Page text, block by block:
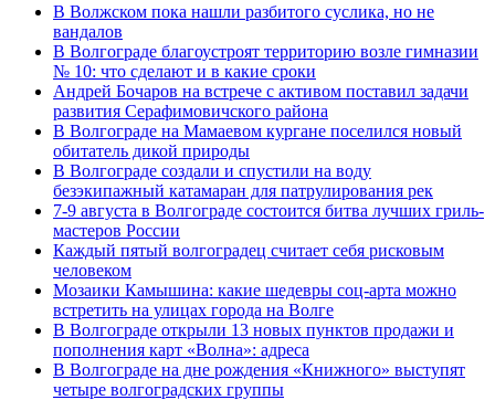
В Волжском пока нашли разбитого суслика, но не
вандалов
В Волгограде благоустроят территорию возле гимназии
№ 10: что сделают и в какие сроки
Андрей Бочаров на встрече с активом поставил задачи
развития Серафимовичского района
В Волгограде на Мамаевом кургане поселился новый
обитатель дикой природы
В Волгограде создали и спустили на воду
безэкипажный катамаран для патрулирования рек
7-9 августа в Волгограде состоится битва лучших гриль-
мастеров России
Каждый пятый волгоградец считает себя рисковым
человеком
Мозаики Камышина: какие шедевры соц-арта можно
встретить на улицах города на Волге
В Волгограде открыли 13 новых пунктов продажи и
пополнения карт «Волна»: адреса
В Волгограде на дне рождения «Книжного» выступят
четыре волгоградских группы